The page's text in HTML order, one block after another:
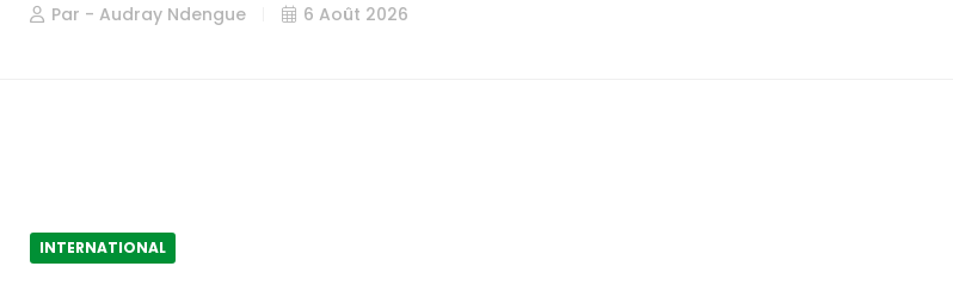
Par - Audray Ndengue
6 Août 2026
INTERNATIONAL